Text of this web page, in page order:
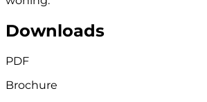
Downloads
PDF
Brochure